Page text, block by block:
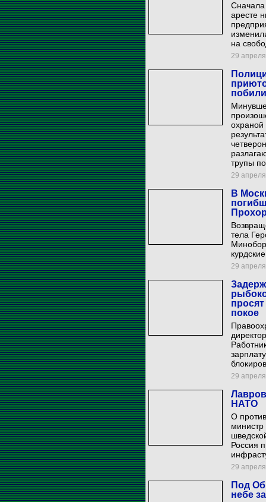
Сначала
аресте
на
29
охраной
трупы
29
В
тела
29
покое
29
НАТО
О
Россия
29
Под
небе